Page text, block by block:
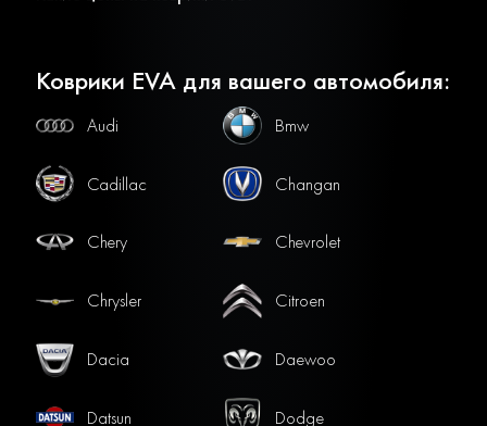
Коврики EVA для вашего автомобиля:
Audi Bmw
Cadillac Changan
Chery Chevrolet
Chrysler Citroen
Dacia Daewoo
Datsun Dodge